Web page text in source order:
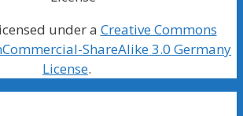
under a Creative Commons
ShareAlike 3.0 Germany
License.